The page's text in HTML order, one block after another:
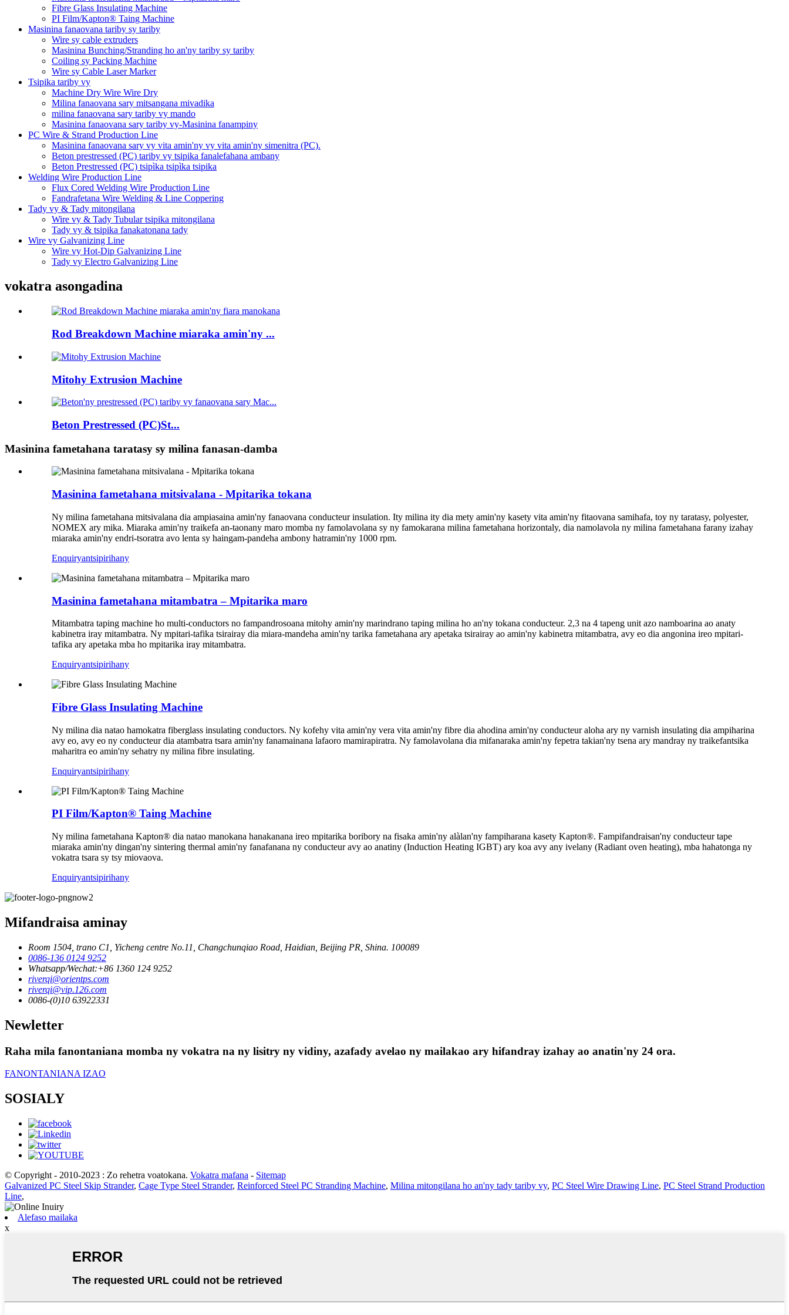
Fibre Glass Insulating Machine
PI Film/Kapton® Taing Machine
Masinina fanaovana tariby sy tariby
Wire sy cable extruders
Masinina Bunching/Stranding ho an'ny tariby sy tariby
Coiling sy Packing Machine
Wire sy Cable Laser Marker
Tsipika tariby vy
Machine Dry Wire Wire Dry
Milina fanaovana sary mitsangana mivadika
milina fanaovana sary tariby vy mando
Masinina fanaovana sary tariby vy-Masinina fanampiny
PC Wire & Strand Production Line
Masinina fanaovana sary vy vita amin'ny vy vita amin'ny simenitra (PC).
Beton prestressed (PC) tariby vy tsipika fanalefahana ambany
Beton Prestressed (PC) tsipìka tsipìka tsipika
Welding Wire Production Line
Flux Cored Welding Wire Production Line
Fandrafetana Wire Welding & Line Coppering
Tady vy & Tady mitongilana
Wire vy & Tady Tubular tsipika mitongilana
Tady vy & tsipika fanakatonana tady
Wire vy Galvanizing Line
Wire vy Hot-Dip Galvanizing Line
Tady vy Electro Galvanizing Line
vokatra asongadina
Rod Breakdown Machine miaraka amin'ny ...
Mitohy Extrusion Machine
Beton Prestressed (PC)St...
Masinina fametahana taratasy sy milina fanasan-damba
Masinina fametahana mitsivalana - Mpitarika tokana
Ny milina fametahana mitsivalana dia ampiasaina amin'ny fanaovana conducteur insulation. Ity milina ity dia mety amin'ny kasety vita amin'ny fitaovana samihafa, toy ny taratasy, polyester,
NOMEX ary mika. Miaraka amin'ny traikefa an-taonany maro momba ny famolavolana sy ny famokarana milina fametahana horizontaly, dia namolavola ny milina fametahana farany izahay
miaraka amin'ny endri-tsoratra avo lenta sy haingam-pandeha ambony hatramin'ny 1000 rpm.
Enquiryantsipirihany
Masinina fametahana mitambatra – Mpitarika maro
Mitambatra taping machine ho multi-conductors no fampandrosoana mitohy amin'ny marindrano taping milina ho an'ny tokana conducteur. 2,3 na 4 tapeng unit azo namboarina ao anaty
kabinetra iray mitambatra. Ny mpitari-tafika tsirairay dia miara-mandeha amin'ny tarika fametahana ary apetaka tsirairay ao amin'ny kabinetra mitambatra, avy eo dia angonina ireo mpitari-
tafika ary apetaka mba ho mpitarika iray mitambatra.
Enquiryantsipirihany
Fibre Glass Insulating Machine
Ny milina dia natao hamokatra fiberglass insulating conductors. Ny kofehy vita amin'ny vera vita amin'ny fibre dia ahodina amin'ny conducteur aloha ary ny varnish insulating dia ampiharina
avy eo, avy eo ny conducteur dia atambatra tsara amin'ny fanamainana lafaoro mamirapiratra. Ny famolavolana dia mifanaraka amin'ny fepetra takian'ny tsena ary mandray ny traikefantsika
maharitra eo amin'ny sehatry ny milina fibre insulating.
Enquiryantsipirihany
PI Film/Kapton® Taing Machine
Ny milina fametahana Kapton® dia natao manokana hanakanana ireo mpitarika boribory na fisaka amin'ny alàlan'ny fampiharana kasety Kapton®. Fampifandraisan'ny conducteur tape
miaraka amin'ny dingan'ny sintering thermal amin'ny fanafanana ny conducteur avy ao anatiny (Induction Heating IGBT) ary koa avy any ivelany (Radiant oven heating), mba hahatonga ny
vokatra tsara sy tsy miovaova.
Enquiryantsipirihany
Mifandraisa aminay
Room 1504, trano C1, Yicheng centre No.11, Changchunqiao Road, Haidian, Beijing PR, Shina. 100089
0086-136 0124 9252
Whatsapp/Wechat:+86 1360 124 9252
riverqi@orientps.com
riverqi@vip.126.com
0086-(0)10 63922331
Newletter
Raha mila fanontaniana momba ny vokatra na ny lisitry ny vidiny, azafady avelao ny mailakao ary hifandray izahay ao anatin'ny 24 ora.
FANONTANIANA IZAO
SOSIALY
© Copyright - 2010-2023 : Zo rehetra voatokana. Vokatra mafana - Sitemap
Galvanized PC Steel Skip Strander, Cage Type Steel Strander, Reinforced Steel PC Stranding Machine, Milina mitongilana ho an'ny tady tariby vy, PC Steel Wire Drawing Line, PC Steel Strand Production
Line,
Alefaso mailaka
x